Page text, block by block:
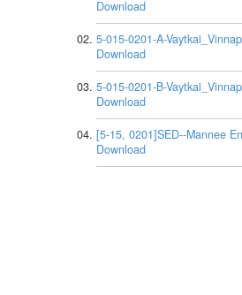
Download
5-015-0201-A-
Download
5-015-0201-B-
Download
[5-15, 0201]SED--Mannee
Download